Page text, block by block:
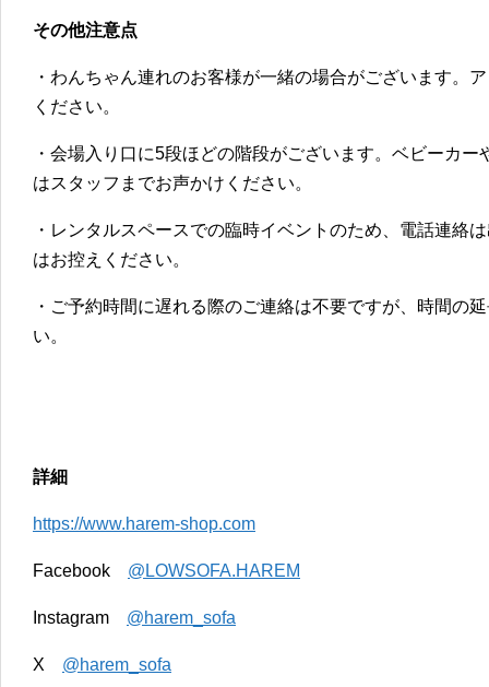
その他注意点
・わんちゃん連れのお客様が一緒の場合がございます。
ください。
・会場入り口に5段ほどの階段がございます。ベビーカ
はスタッフまでお声かけください。
・レンタルスペースでの臨時イベントのため、電話連絡
はお控えください。
・ご予約時間に遅れる際のご連絡は不要ですが、時間の
い。
詳細
https://www.harem-shop.com
Facebook @LOWSOFA.HAREM
Instagram @harem_sofa
X @harem_sofa